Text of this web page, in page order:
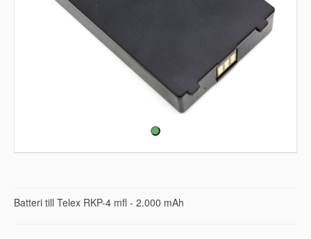
Batteri till Telex RKP-4 mfl - 2.000 mAh